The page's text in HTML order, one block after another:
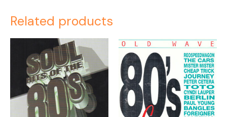
Related products